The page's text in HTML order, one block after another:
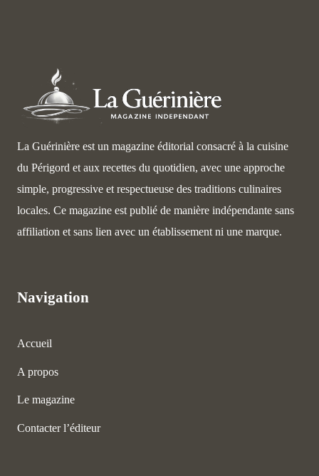
La Guérinière est un magazine éditorial consacré à la cuisine
du Périgord et aux recettes du quotidien, avec une approche
simple, progressive et respectueuse des traditions culinaires
locales. Ce magazine est publié de manière indépendante sans
affiliation et sans lien avec un établissement ni une marque.
Navigation
Accueil
A propos
Le magazine
Contacter l’éditeur